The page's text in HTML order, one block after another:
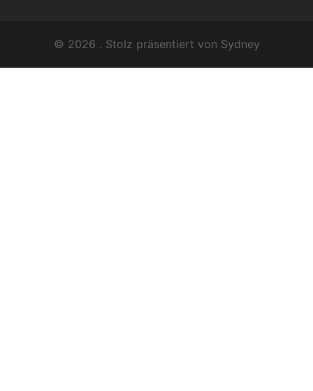
© 2026 . Stolz präsentiert von Sydney